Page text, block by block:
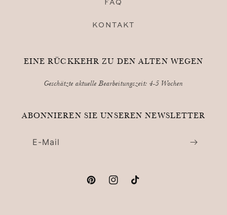
KONTAKT
EINE RÜCKKEHR ZU DEN ALTEN WEGEN
Geschätzte aktuelle Bearbeitungszeit: 4-5 Wochen
ABONNIEREN SIE UNSEREN NEWSLETTER
E-Mail
PinterestInstagramTikTok